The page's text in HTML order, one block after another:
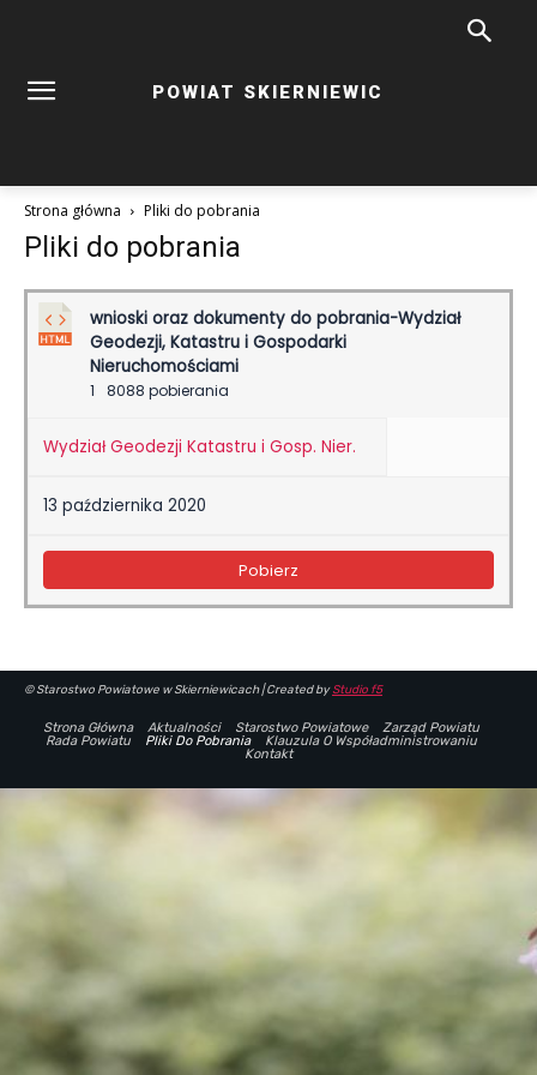
POWIAT SKIERNIEWIC
Strona główna Pliki do pobrania
Pliki do pobrania
wnioski oraz dokumenty do pobrania-Wydział
Geodezji, Katastru i Gospodarki
Nieruchomościami
1 8088 pobierania
Wydział Geodezji Katastru i Gosp. Nier.
13 października 2020
Pobierz
© Starostwo Powiatowe w Skierniewicach | Created byStudio f5
Strona Główna Aktualności Starostwo Powiatowe
Zarząd Powiatu
Rada Powiatu
Pliki Do Pobrania
Klauzula O Współadministrowaniu
Kontakt